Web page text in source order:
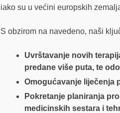
iako su u većini europskih
S obzirom na navedeno, naši
Uvrštavanje novih
predane više puta, te
Omogućavanje liječenja
Pokretanje planiranja
medicinskih sestara i